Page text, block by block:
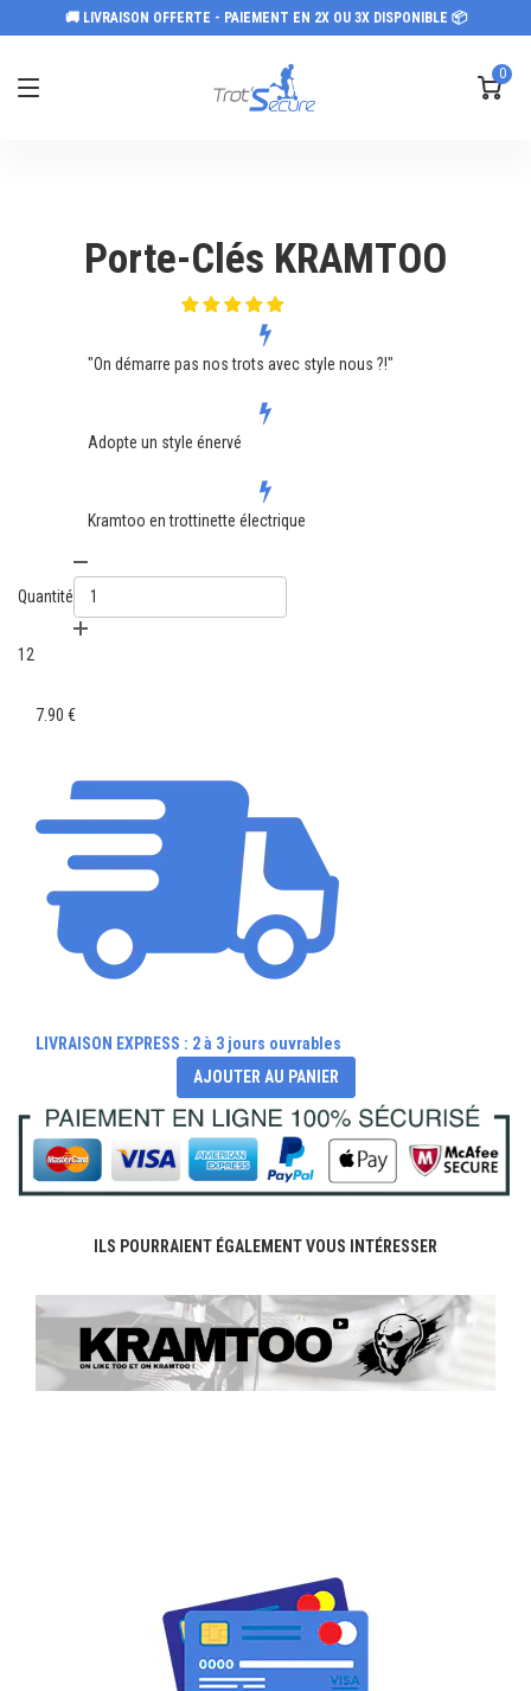
🚚 LIVRAISON OFFERTE - PAIEMENT EN 2X OU 3X DISPONIBLE 📦
0
Porte-Clés KRAMTOO
"On démarre pas nos trots avec style nous ?!"
Adopte un style énervé
Kramtoo en trottinette électrique
Quantité
12
7.90 €
LIVRAISON EXPRESS : 2 à 3 jours ouvrables
AJOUTER AU PANIER
ILS POURRAIENT ÉGALEMENT VOUS INTÉRESSER